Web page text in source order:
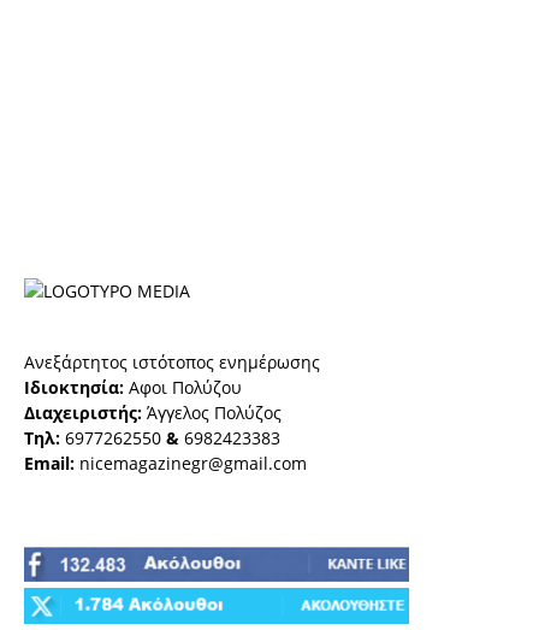
Ανεξάρτητος ιστότοπος ενημέρωσης
Ιδιοκτησία: Αφοι Πολύζου
Διαχειριστής: Άγγελος Πολύζος
Τηλ: 6977262550 & 6982423383
Email: nicemagazinegr@gmail.com